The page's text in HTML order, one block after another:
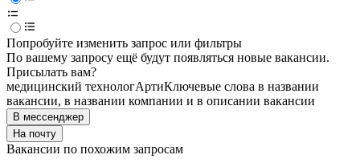
Попробуйте изменить запрос или фильтры
По вашему запросу ещё будут появляться новые вакансии.
Присылать вам?
медицинский технологАртиКлючевые слова в названии
вакансии, в названии компании и в описании вакансии
В мессенджер
На почту
Вакансии по похожим запросам